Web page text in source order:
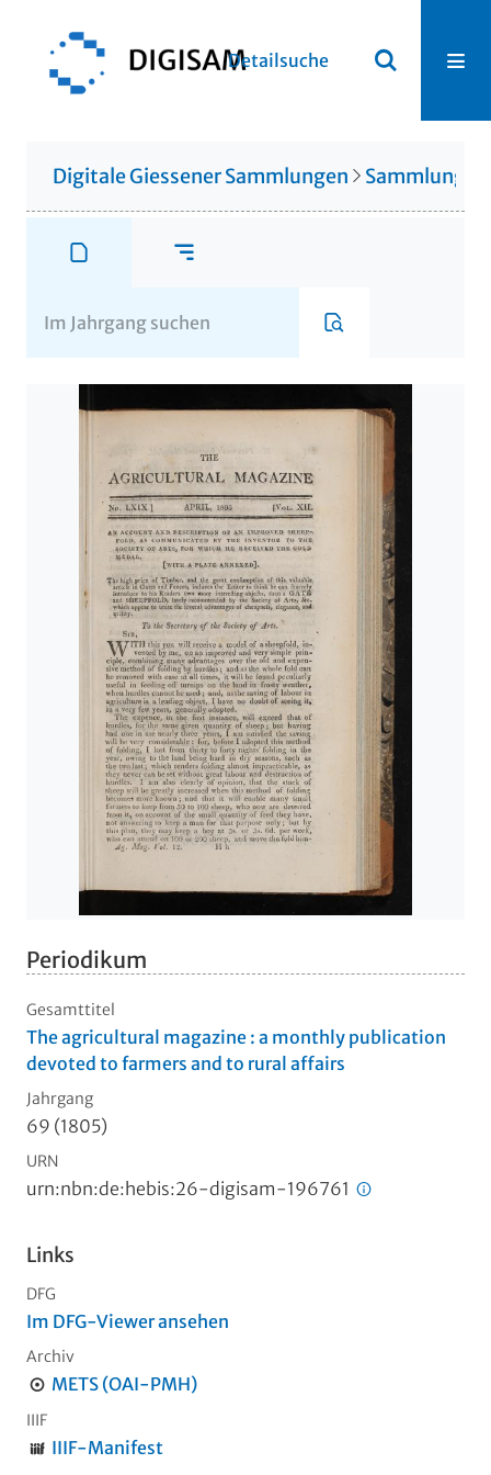
Detailsuche
Digitale Giessener Sammlungen Sammlung
Periodikum
Gesamttitel
The agricultural magazine : a monthly publication
devoted to farmers and to rural affairs
Jahrgang
69 (1805)
URN
urn:nbn:de:hebis:26-digisam-196761
Links
DFG
Im DFG-Viewer ansehen
Archiv
METS (OAI-PMH)
IIIF
IIIF-Manifest